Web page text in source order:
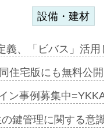
設備・建材
義、「ビバス」活
住宅版にも無料公
ン事例募集中
鍵管理に関する意